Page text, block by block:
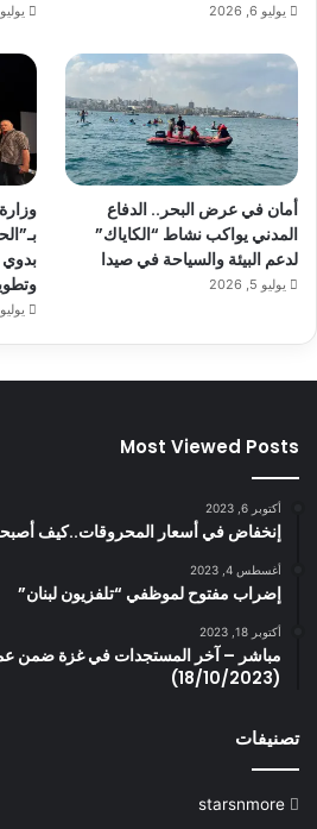
يوليو 6, 2026 يوليو 5, 2026
أمان في عرض البحر.. الدفاع
المدني يواكب نشاط “الكاياك”
لدعم البيئة والسياحة في صيدا
يوليو 5, 2026
يوليو 5, 2026
Most Viewed Posts
أكتوبر 6, 2023
إنخفاض في أسعار المحروقات..كيف
أغسطس 4, 2023
إضراب مفتوح لموظفي “تلفزيون لبنان”
أكتوبر 18, 2023
مباشر – آخر المستجدات في غزة ضمن
(18/10/2023)
تصنيفات
starsnmore